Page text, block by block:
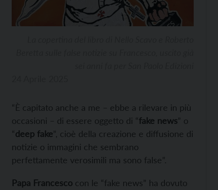
“È capitato anche a me – ebbe a rilevare in più
occasioni – di essere oggetto di “fake news” o
“deep fake”, cioè della creazione e diffusione di
notizie o immagini che sembrano
perfettamente verosimili ma sono false”.
Papa Francesco con le “fake news” ha dovuto